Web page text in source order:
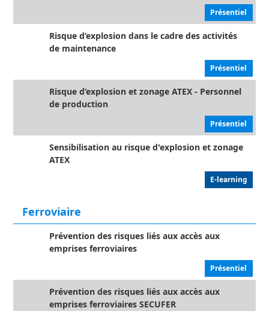
Présentiel
Risque d’explosion dans le cadre des activités
de maintenance
Présentiel
Risque d’explosion et zonage ATEX - Personnel
de production
Présentiel
Sensibilisation au risque d'explosion et zonage
ATEX
E-learning
Ferroviaire
Prévention des risques liés aux accès aux
emprises ferroviaires
Présentiel
Prévention des risques liés aux accès aux
emprises ferroviaires SECUFER